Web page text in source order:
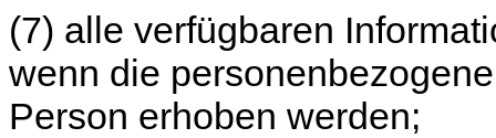
(7) alle verfügbaren
wenn die
Person erhoben werden;